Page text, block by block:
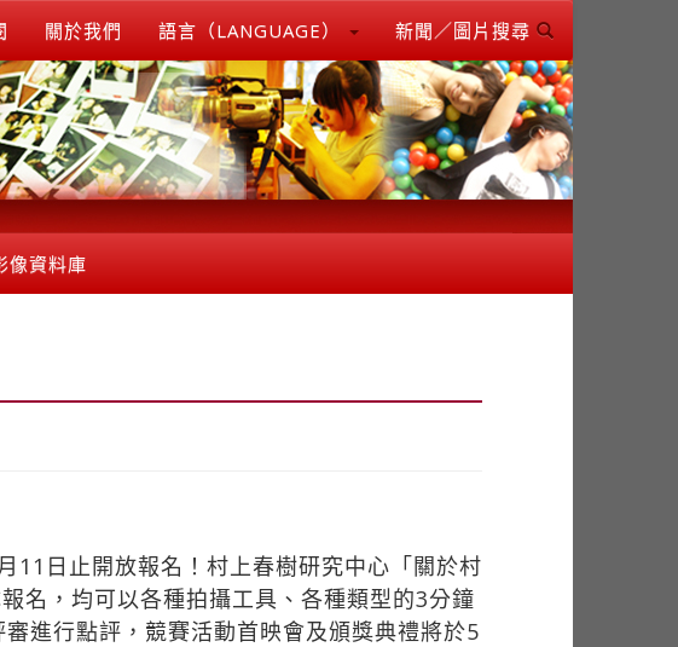
關於我們 語言（LANGUAGE） 新聞／圖片搜尋
像資料庫
11日止開放報名！村上春樹研究中心「關於村
名，均可以各種拍攝工具、各種類型的3分鐘
進行點評，競賽活動首映會及頒獎典禮將於5